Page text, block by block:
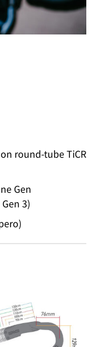
round-tube TiCR
Gen
3)